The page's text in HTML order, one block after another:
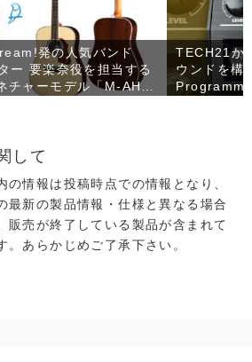
発の人気バンド
ー 要楽奈役を担当する
チャーモデル「M-AH」
TECH21か
ウンドを構
して
の情報は投稿時点での情報となり、
最新の製品情報・仕様と異なる場合
販売が終了している製品が含まれて
。あらかじめご了承下さい。